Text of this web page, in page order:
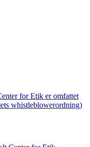
for Etik er omfattet
whistleblowerordning)